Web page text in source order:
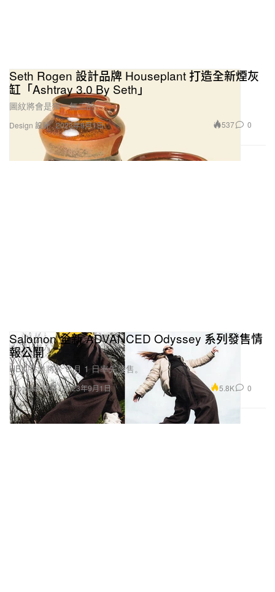
Design 設計
Seth Rogen 設計品牌 Houseplant 打造全新煙灰
缸「Ashtray 3.0 By Seth」
圖紋將會是獨一無二的。
2023年9月1日 537 0
Footwear 球鞋
Salomon 全新 ADVANCED Odyssey 系列發售情
報公開
HBX 香港將於 9 月 1 日率先發售。
2023年9月1日 5.8K 0